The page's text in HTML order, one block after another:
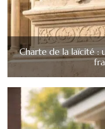
Charte de la laïcité :